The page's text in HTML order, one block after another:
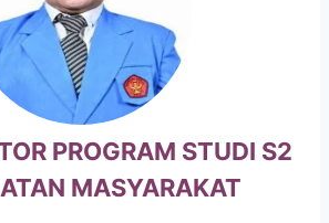
PROGRAM STUDI S2
MASYARAKAT